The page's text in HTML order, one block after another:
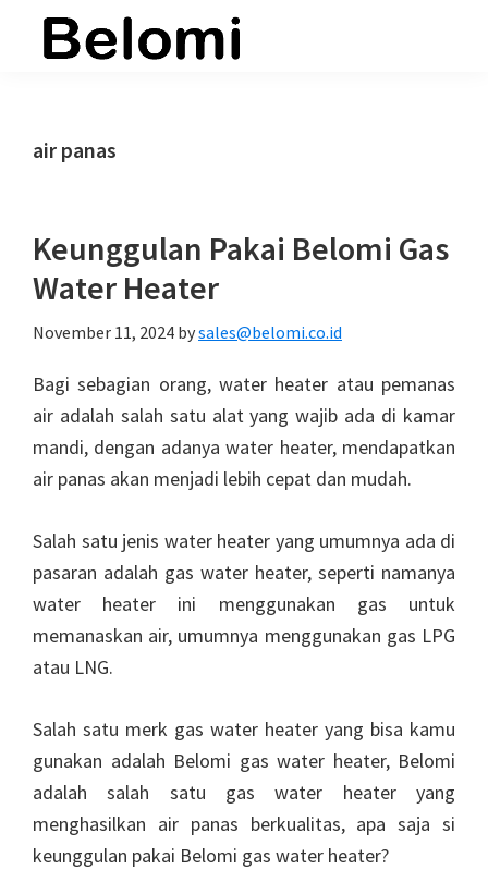
air panas
Keunggulan Pakai Belomi Gas
Water Heater
November 11, 2024 bysales@belomi.co.id
Bagi sebagian orang, water heater atau pemanas
air adalah salah satu alat yang wajib ada di kamar
mandi, dengan adanya water heater, mendapatkan
air panas akan menjadi lebih cepat dan mudah.
Salah satu jenis water heater yang umumnya ada di
pasaran adalah gas water heater, seperti namanya
water heater ini menggunakan gas untuk
memanaskan air, umumnya menggunakan gas LPG
atau LNG.
Salah satu merk gas water heater yang bisa kamu
gunakan adalah Belomi gas water heater, Belomi
adalah salah satu gas water heater yang
menghasilkan air panas berkualitas, apa saja si
keunggulan pakai Belomi gas water heater?